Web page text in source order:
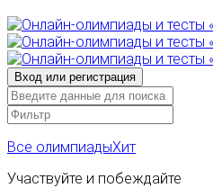
Все олимпиадыХит
Участвуйте и побеждайте